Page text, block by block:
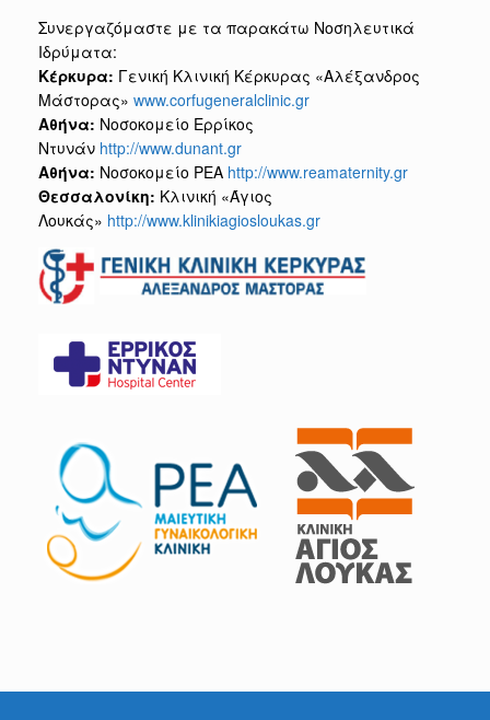
Συνεργαζόμαστε με τα παρακάτω Νοσηλευτικά
Ιδρύματα:
Κέρκυρα: Γενική Κλινική Κέρκυρας «Αλέξανδρος
Μάστορας» www.corfugeneralclinic.gr
Αθήνα: Νοσοκομείο Ερρίκος
Ντυνάν http://www.dunant.gr
Αθήνα: Νοσοκομείο ΡΕΑ http://www.reamaternity.gr
Θεσσαλονίκη: Κλινική «Άγιος
Λουκάς» http://www.klinikiagiosloukas.gr